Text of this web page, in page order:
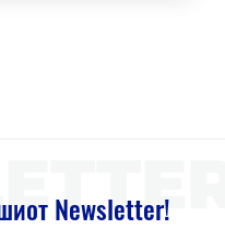
Newsletter!